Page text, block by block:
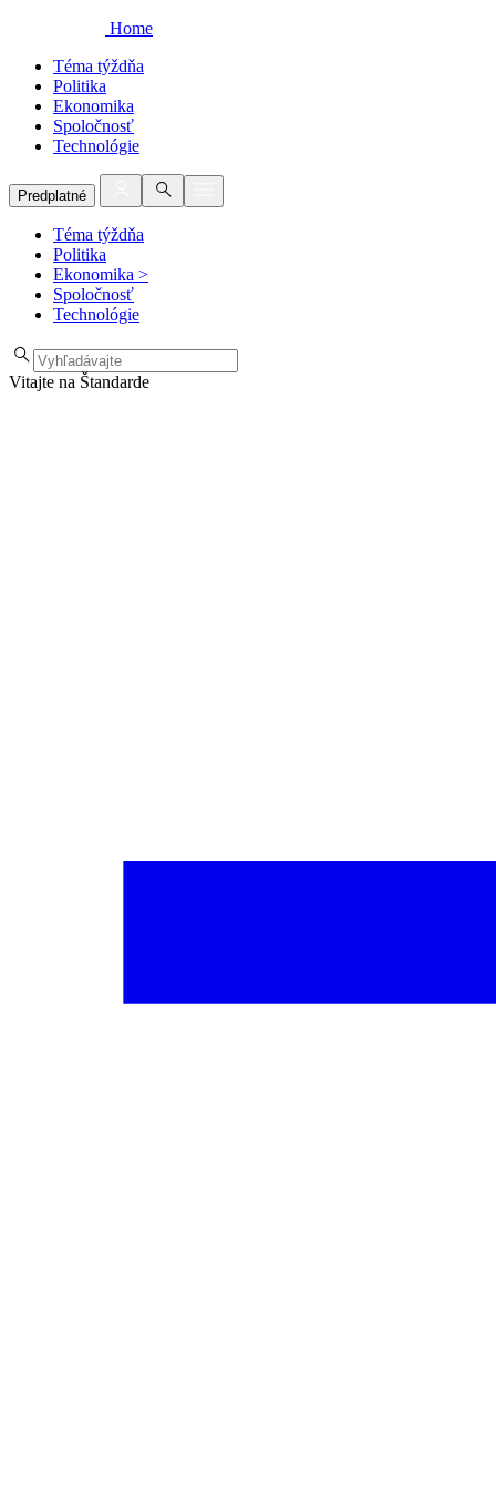
Home
Téma týždňa
Politika
Ekonomika
Spoločnosť
Technológie
Predplatné
Téma týždňa
Politika
Ekonomika >
Spoločnosť
Technológie
Vitajte na Štandarde